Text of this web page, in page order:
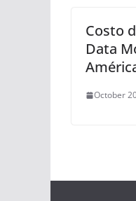
Costo
Data
October